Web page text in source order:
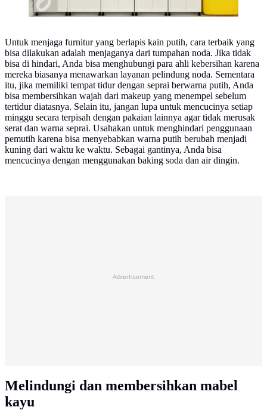
Untuk menjaga furnitur yang berlapis kain putih, cara terbaik yang
bisa dilakukan adalah menjaganya dari tumpahan noda. Jika tidak
bisa di hindari, Anda bisa menghubungi para ahli kebersihan karena
mereka biasanya menawarkan layanan pelindung noda. Sementara
itu, jika memiliki tempat tidur dengan seprai berwarna putih, Anda
bisa membersihkan wajah dari makeup yang menempel sebelum
tertidur diatasnya. Selain itu, jangan lupa untuk mencucinya setiap
minggu secara terpisah dengan pakaian lainnya agar tidak merusak
serat dan warna seprai. Usahakan untuk menghindari penggunaan
pemutih karena bisa menyebabkan warna putih berubah menjadi
kuning dari waktu ke waktu. Sebagai gantinya, Anda bisa
mencucinya dengan menggunakan baking soda dan air dingin.
Advertisement
Melindungi dan membersihkan mabel
kayu